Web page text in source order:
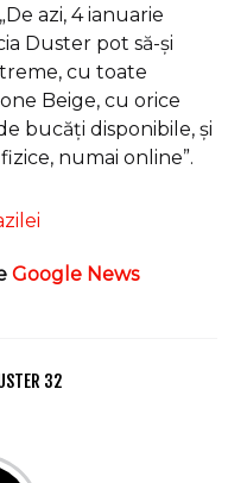
azi, 4 ianuarie
Duster pot să-și
cu toate
Beige, cu orice
bucăți disponibile, și
numai online”.
Google News
32